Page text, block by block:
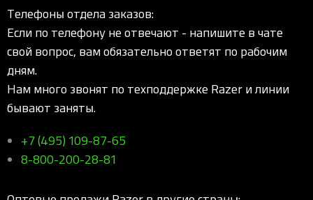
Телефоны отдела заказов:
Если по телефону не отвечают - напишите в чате
свой вопрос, вам обязательно ответят по рабочим
дням.
Нам много звонят по техподдержке Razer и линии
бывают заняты.
+7 (495) 109-87-65
8-800-200-28-81